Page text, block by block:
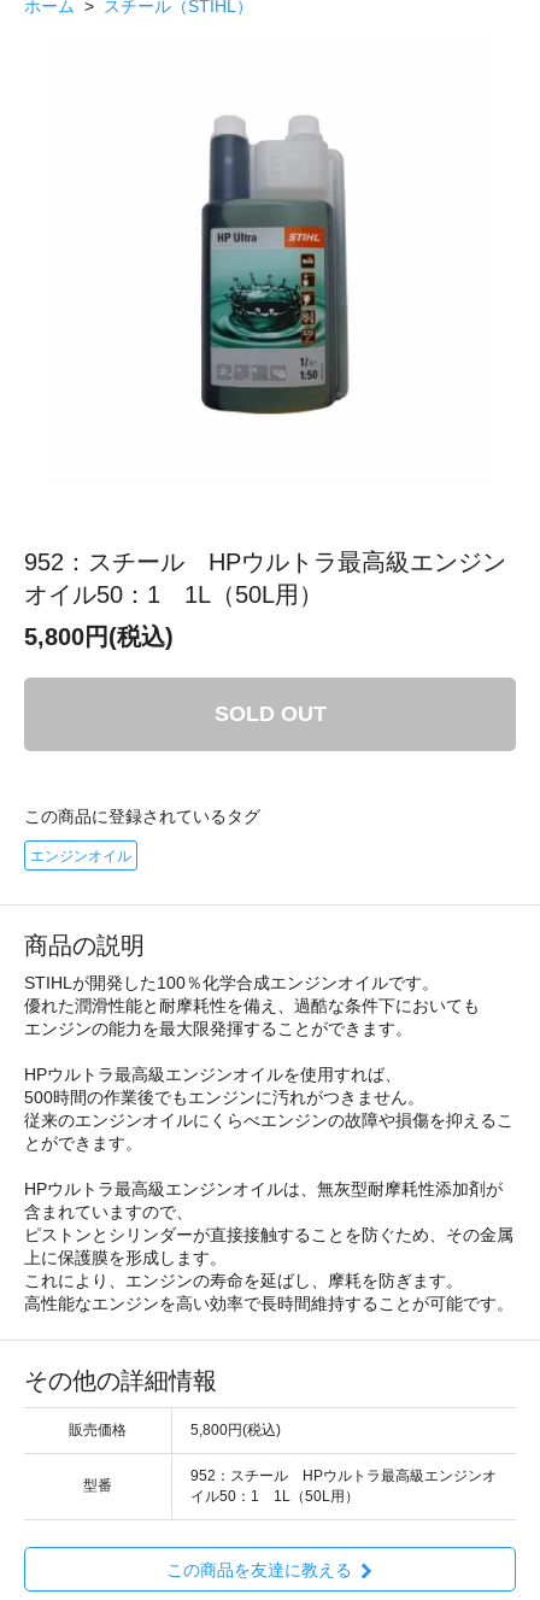
ホーム > スチール（STIHL）
952：スチール HPウルトラ最高級エンジン
オイル50：1 1L（50L用）
5,800円(税込)
SOLD OUT
この商品に登録されているタグ
エンジンオイル
商品の説明
STIHLが開発した100％化学合成エンジンオイルです。
優れた潤滑性能と耐摩耗性を備え、過酷な条件下においても
エンジンの能力を最大限発揮することができます。
HPウルトラ最高級エンジンオイルを使用すれば、
500時間の作業後でもエンジンに汚れがつきません。
従来のエンジンオイルにくらべエンジンの故障や損傷を抑えるこ
とができます。
HPウルトラ最高級エンジンオイルは、無灰型耐摩耗性添加剤が
含まれていますので、
ピストンとシリンダーが直接接触することを防ぐため、その金属
上に保護膜を形成します。
これにより、エンジンの寿命を延ばし、摩耗を防ぎます。
高性能なエンジンを高い効率で長時間維持することが可能です。
その他の詳細情報
販売価格 5,800円(税込)
型番
952：スチール HPウルトラ最高級エンジンオ
イル50：1 1L（50L用）
この商品を友達に教える